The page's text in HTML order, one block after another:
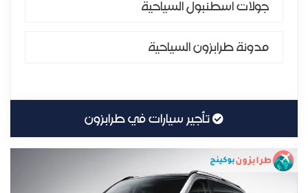
جولات اسطنبول السياحية
مدونة طرابزون السياحية
تأجير سيارات في طرابزون